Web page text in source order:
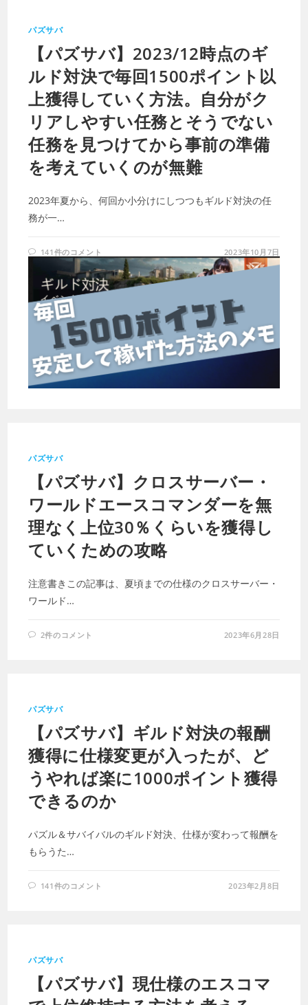
パズサバ
【パズサバ】2023/12時点のギ
ルド対決で毎回1500ポイント以
上獲得していく方法。自分がク
リアしやすい任務とそうでない
任務を見つけてから事前の準備
を考えていくのが無難
2023年夏から、何回か小分けにしつつもギルド対決の任
務が一…
141件のコメント 2023年10月7日
パズサバ
【パズサバ】クロスサーバー・
ワールドエースコマンダーを無
理なく上位30％くらいを獲得し
ていくための攻略
注意書きこの記事は、夏頃までの仕様のクロスサーバー・
ワールド…
2件のコメント 2023年6月28日
パズサバ
【パズサバ】ギルド対決の報酬
獲得に仕様変更が入ったが、ど
うやれば楽に1000ポイント獲得
できるのか
パズル＆サバイバルのギルド対決、仕様が変わって報酬を
もらうた…
141件のコメント 2023年2月8日
パズサバ
【パズサバ】現仕様のエスコマ